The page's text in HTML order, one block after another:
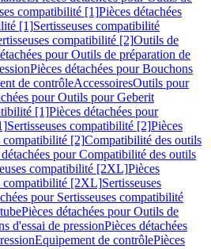
compatibilité [1]Pièces détachées
[1]Sertisseuses compatibilité
compatibilité [2]Outils de
pour Outils de préparation de
Pièces détachées pour Bouchons
de contrôleAccessoiresOutils pour
pour Outils pour Geberit
[1]Pièces détachées pour
Sertisseuses compatibilité [2]Pièces
compatibilité [2]Compatibilité des outils
détachées pour Compatibilité des outils
compatibilité [2XL]Pièces
compatibilité [2XL]Sertisseuses
pour Sertisseuses compatibilité
Pièces détachées pour Outils de
d'essai de pressionPièces détachées
Equipement de contrôlePièces